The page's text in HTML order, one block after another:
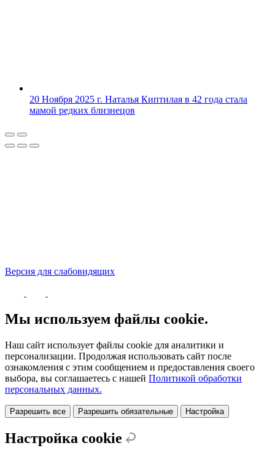
20 Ноября 2025 г. Наталья Киптилая в 42 года стала
мамой редких близнецов
Версия для слабовидящих
Мы используем файлы cookie.
Наш сайт использует файлы cookie для аналитики и
персонализации. Продолжая использовать сайт после
ознакомления с этим сообщением и предоставления своего
выбора, вы соглашаетесь с нашей Политикой обработки
персональных данных.
Разрешить все Разрешить обязательные Настройка
Настройка cookie